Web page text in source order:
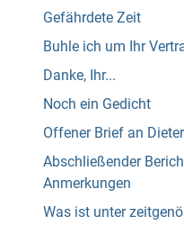
Gefährdete Zeit
Buhle ich um Ihr
Danke, Ihr...
Noch ein Gedicht
Offener Brief an
Abschließender
Anmerkungen
Was ist unter